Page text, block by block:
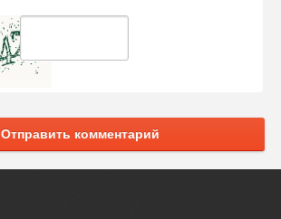
Отправить комментарий